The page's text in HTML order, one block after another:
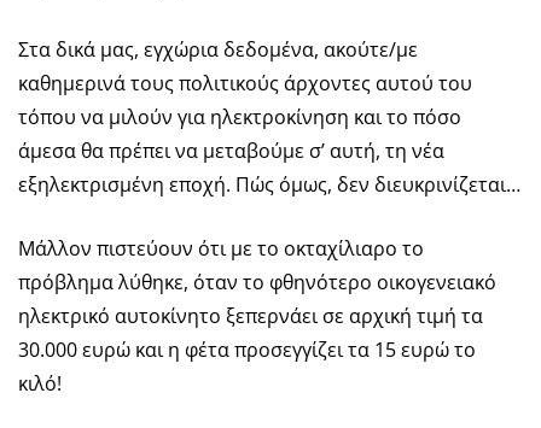
Στα δικά μας, εγχώρια δεδομένα, ακούτε/με
καθημερινά τους πολιτικούς άρχοντες αυτού του
τόπου να μιλούν για ηλεκτροκίνηση και το πόσο
άμεσα θα πρέπει να μεταβούμε σ’ αυτή, τη νέα
εξηλεκτρισμένη εποχή. Πώς όμως, δεν διευκρινίζεται…
Μάλλον πιστεύουν ότι με το οκταχίλιαρο το
πρόβλημα λύθηκε, όταν το φθηνότερο οικογενειακό
ηλεκτρικό αυτοκίνητο ξεπερνάει σε αρχική τιμή τα
30.000 ευρώ και η φέτα προσεγγίζει τα 15 ευρώ το
κιλό!